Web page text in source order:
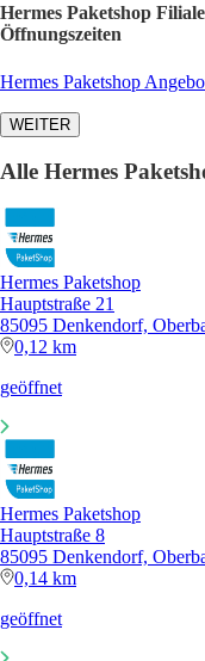
Hermes Paketshop
Öffnungszeiten
Hermes Paketshop
WEITER
Alle Hermes
Hermes Paketshop
Hauptstraße 21
85095 Denkendorf,
0,12 km
geöffnet
Hermes Paketshop
Hauptstraße 8
85095 Denkendorf,
0,14 km
geöffnet